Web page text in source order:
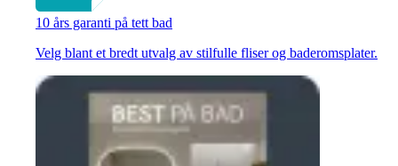
10 års garanti på tett bad
Velg blant et bredt utvalg av stilfulle fliser og baderomsplater.